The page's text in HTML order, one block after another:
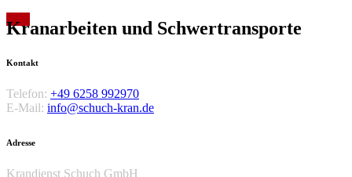
Kran­arbeiten und Schwer­­transporte
Kontakt
Telefon: +49 6258 992970
E-Mail: info@schuch-kran.de
Adresse
Krandienst Schuch GmbH